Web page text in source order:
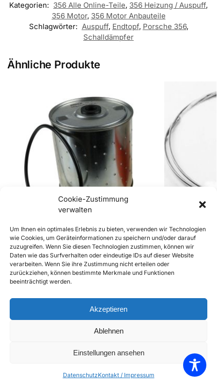
Cookie-Zustimmung
verwalten
Um Ihnen ein optimales Erlebnis zu bieten, verwenden wir Technologien
wie Cookies, um Geräteinformationen zu speichern und/oder darauf
zuzugreifen. Wenn Sie diesen Technologien zustimmen, können wir
Daten wie das Surfverhalten oder eindeutige IDs auf dieser Website
verarbeiten. Wenn Sie ihre Zustimmung nicht erteilen oder
zurückziehen, können bestimmte Merkmale und Funktionen
beeinträchtigt werden.
Akzeptieren
Ablehnen
Einstellungen ansehen
DatenschutzKontakt / Impressum
Kategorien: 356 Alle Online-Teile, 356 Heizung / Auspuff,
356 Motor, 356 Motor Anbauteile
Schlagwörter: Auspuff, Endtopf, Porsche 356,
Schalldämpfer
Ähnliche Produkte
356 Ölfilter
€14,90
Enthält 20% Mwst
zzgl.Versand
In den Warenkorb
Add to Compare
Kupplungsseil
BT6, 2015mm
Lieferzeit: